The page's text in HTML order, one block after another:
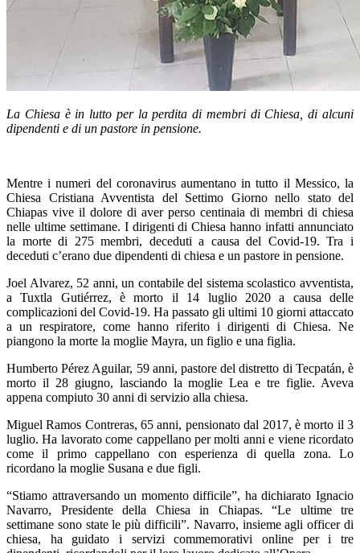
La Chiesa è in lutto per la perdita di membri di Chiesa, di alcuni
dipendenti e di un pastore in pensione.
Mentre i numeri del coronavirus aumentano in tutto il Messico, la
Chiesa Cristiana Avventista del Settimo Giorno nello stato del
Chiapas vive il dolore di aver perso centinaia di membri di chiesa
nelle ultime settimane. I dirigenti di Chiesa hanno infatti annunciato
la morte di 275 membri, deceduti a causa del Covid-19. Tra i
deceduti c’erano due dipendenti di chiesa e un pastore in pensione.
Joel Alvarez, 52 anni, un contabile del sistema scolastico avventista,
a Tuxtla Gutiérrez, è morto il 14 luglio 2020 a causa delle
complicazioni del Covid-19. Ha passato gli ultimi 10 giorni attaccato
a un respiratore, come hanno riferito i dirigenti di Chiesa. Ne
piangono la morte la moglie Mayra, un figlio e una figlia.
Humberto Pérez Aguilar, 59 anni, pastore del distretto di Tecpatán, è
morto il 28 giugno, lasciando la moglie Lea e tre figlie. Aveva
appena compiuto 30 anni di servizio alla chiesa.
Miguel Ramos Contreras, 65 anni, pensionato dal 2017, è morto il 3
luglio. Ha lavorato come cappellano per molti anni e viene ricordato
come il primo cappellano con esperienza di quella zona. Lo
ricordano la moglie Susana e due figli.
“Stiamo attraversando un momento difficile”, ha dichiarato Ignacio
Navarro, Presidente della Chiesa in Chiapas. “Le ultime tre
settimane sono state le più difficili”. Navarro, insieme agli officer di
chiesa, ha guidato i servizi commemorativi online per i tre